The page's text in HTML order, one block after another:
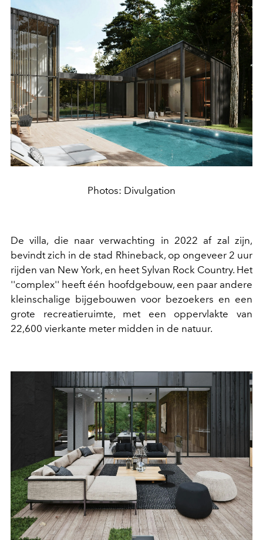
Photos: Divulgation
De villa, die naar verwachting in 2022 af zal zijn,
bevindt zich in de stad Rhineback, op ongeveer 2 uur
rijden van New York, en heet Sylvan Rock Country. Het
''complex'' heeft één hoofdgebouw, een paar andere
kleinschalige bijgebouwen voor bezoekers en een
grote recreatieruimte, met een oppervlakte van
22,600 vierkante meter midden in de natuur.